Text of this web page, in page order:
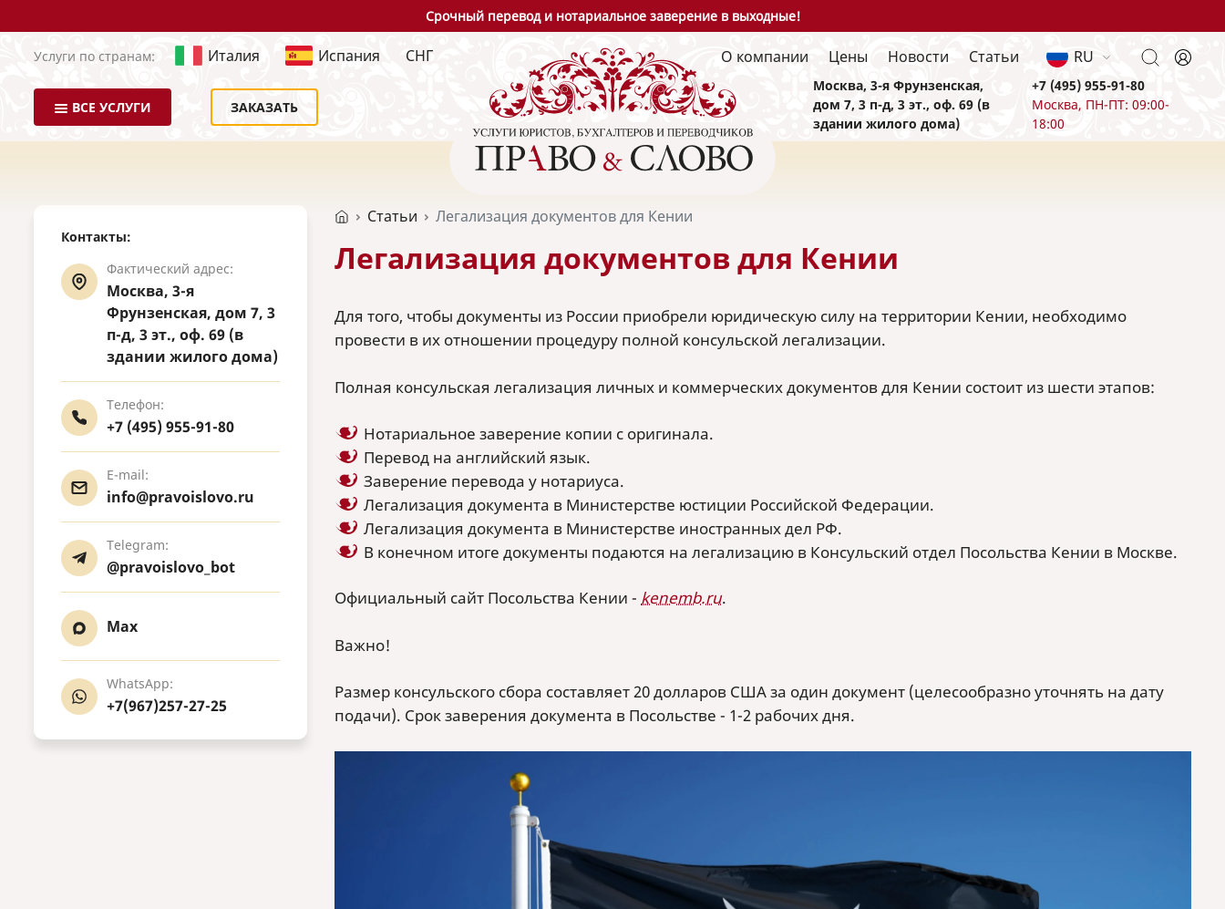
Срочный перевод и нотариальное заверение в выходные!
Услуги по странам: Италия Испания СНГ
ВСЕ УСЛУГИ ЗАКАЗАТЬ
О компании Цены Новости Статьи RU
Москва, 3-я Фрунзенская,
дом 7, 3 п-д, 3 эт., оф. 69 (в
здании жилого дома)
+7 (495) 955-91-80
Москва, ПН-ПТ: 09:00-
18:00
Контакты:
Фактический адрес:
Москва, 3-я
Фрунзенская, дом 7, 3
п-д, 3 эт., оф. 69 (в
здании жилого дома)
Телефон:
+7 (495) 955-91-80
E-mail:
info@pravoislovo.ru
Telegram:
@pravoislovo_bot
Max
WhatsApp:
+7(967)257-27-25
Статьи Легализация документов для Кении
Легализация документов для Кении
Для того, чтобы документы из России приобрели юридическую силу на территории Кении, необходимо
провести в их отношении процедуру полной консульской легализации.
Полная консульская легализация личных и коммерческих документов для Кении состоит из шести этапов:
Нотариальное заверение копии с оригинала.
Перевод на английский язык.
Заверение перевода у нотариуса.
Легализация документа в Министерстве юстиции Российской Федерации.
Легализация документа в Министерстве иностранных дел РФ.
В конечном итоге документы подаются на легализацию в Консульский отдел Посольства Кении в Москве.
Официальный сайт Посольства Кении - kenemb.ru.
Важно!
Размер консульского сбора составляет 20 долларов США за один документ (целесообразно уточнять на дату
подачи). Срок заверения документа в Посольстве - 1-2 рабочих дня.